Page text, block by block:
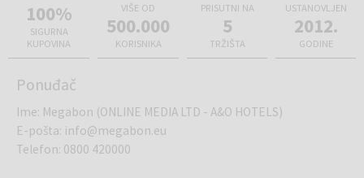
100%
SIGURNA
KUPOVINA
VIŠE OD
500.000
KORISNIKA
PRISUTNI NA
5
TRŽIŠTA
USTANOVLJEN
2012.
GODINE
Ponuđač
Ime: Megabon (ONLINE MEDIA LTD - A&O HOTELS)
E-pošta: info@megabon.eu
Telefon: 0800 420000